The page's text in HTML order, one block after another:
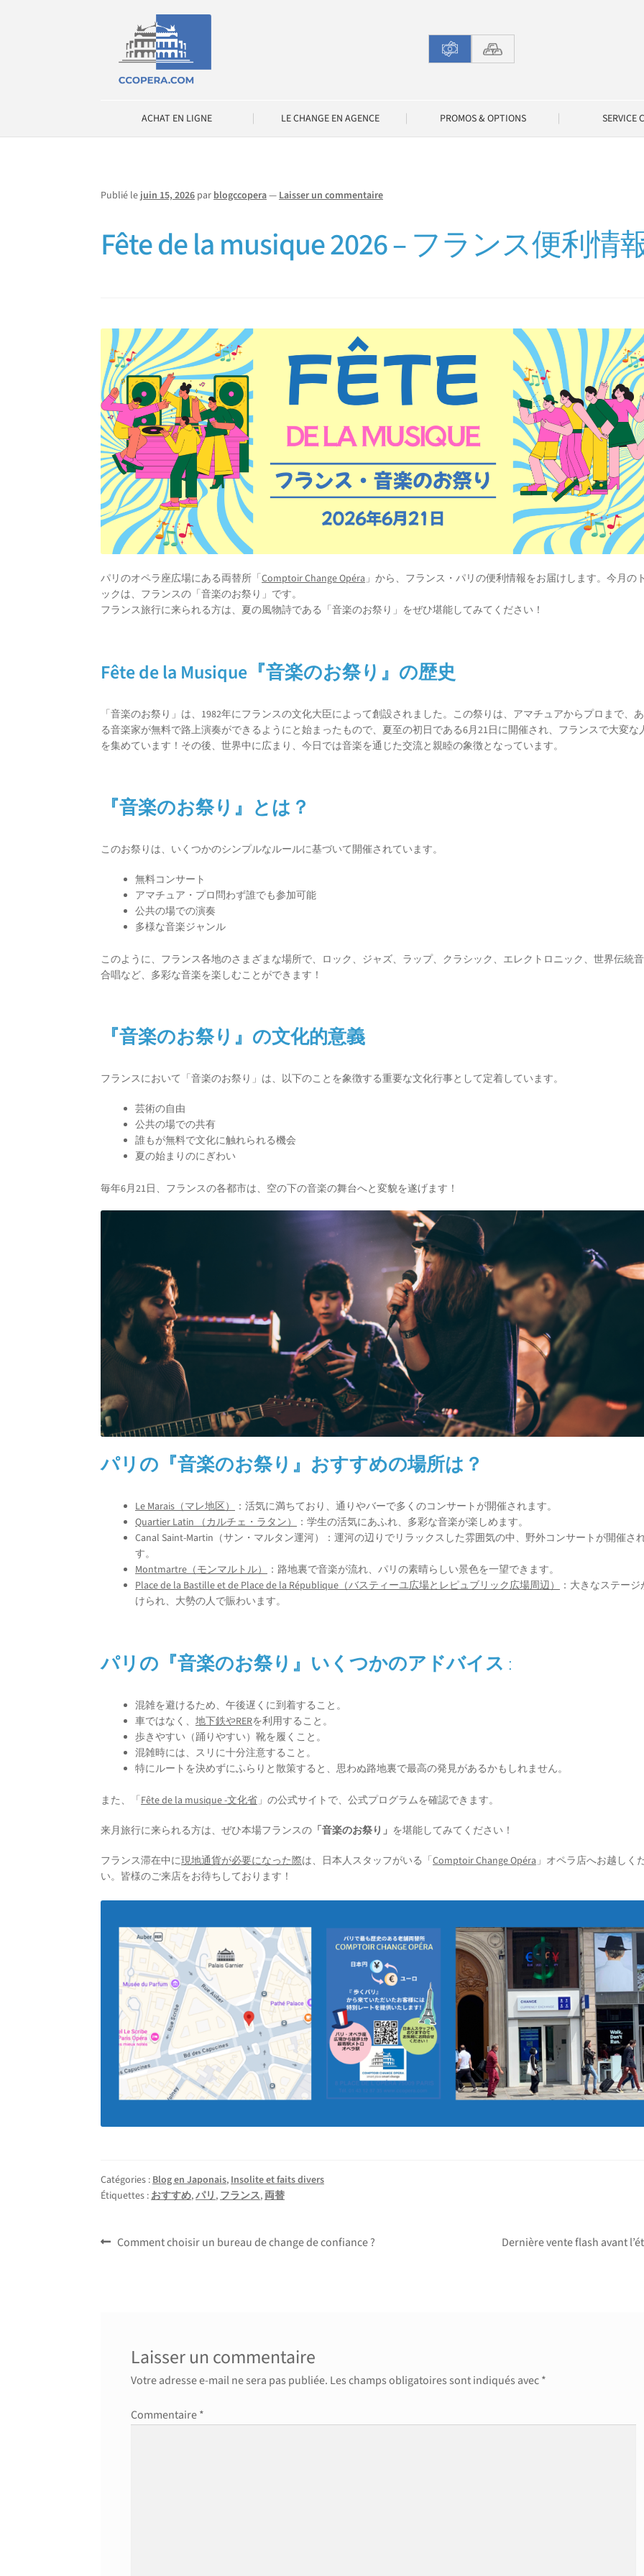
navigation
contenu
ACHAT EN LIGNE LE CHANGE EN AGENCE PROMOS & OPTIONS SERVICE
Publié lejuin 15, 2026 parblogccopera—Laisser un commentaire
Fête de la musique 2026 – フランス便利情
パリのオペラ座広場にある両替所「Comptoir Change Opéra」から、フランス・パリの便利情報をお届けします。今月の
ックは、フランスの「音楽のお祭り」です。
フランス旅行に来られる方は、夏の風物詩である「音楽のお祭り」をぜひ堪能してみてください！
Fête de la Musique『音楽のお祭り』の歴史
「音楽のお祭り」は、1982年にフランスの文化大臣によって創設されました。この祭りは、アマチュアからプロまで、
る音楽家が無料で路上演奏ができるようにと始まったもので、夏至の初日である6月21日に開催され、フランスで大変な
を集めています！その後、世界中に広まり、今日では音楽を通じた交流と親睦の象徴となっています。
『音楽のお祭り』 とは？
このお祭りは、いくつかのシンプルなルールに基づいて開催されています。
無料コンサート
アマチュア・プロ問わず誰でも参加可能
公共の場での演奏
多様な音楽ジャンル
このように、フランス各地のさまざまな場所で、ロック、ジャズ、ラップ、クラシック、エレクトロニック、世界伝統
合唱など、多彩な音楽を楽しむことができます！
『音楽のお祭り』 の文化的意義
フランスにおいて「音楽のお祭り」は、以下のことを象徴する重要な文化行事として定着しています。
芸術の自由
公共の場での共有
誰もが無料で文化に触れられる機会
夏の始まりのにぎわい
毎年6月21日、フランスの各都市は、空の下の音楽の舞台へと変貌を遂げます！
パリの 『音楽のお祭り』 おすすめの場所は？
Le Marais（マレ地区）
：活気に満ちており、通りやバーで多くのコンサートが開催されます。
Quartier Latin （カルチェ・ラタン）
：学生の活気にあふれ、多彩な音楽が楽しめます。
Canal Saint-Martin（サン・マルタン運河）：運河の辺りでリラックスした雰囲気の中、野外コンサートが開催さ
す。
Montmartre（モンマルトル）
：路地裏で音楽が流れ、パリの素晴らしい景色を一望できます。
Place de la Bastille et de Place de la République（バスティーユ広場とレピュブリック広場周辺）
：大きなステージ
けられ、大勢の人で賑わいます。
パリの 『音楽のお祭り』いくつかのアドバイス :
混雑を避けるため、午後遅くに到着すること。
車ではなく、地下鉄やRERを利用すること。
歩きやすい（踊りやすい）靴を履くこと。
混雑時には、スリに十分注意すること。
特にルートを決めずにふらりと散策すると、思わぬ路地裏で最高の発見があるかもしれません。
また、「Fête de la musique -文化省」の公式サイトで、公式プログラムを確認できます。
来月旅行に来られる方は、ぜひ本場フランスの 「音楽のお祭り」 を堪能してみてください！
フランス滞在中に現地通貨が必要になった際は、日本人スタッフがいる「Comptoir Change Opéra」オペラ店へお越しく
い。皆様のご来店をお待ちしております！
Catégories : Blog en Japonais, Insolite et faits divers
Étiquettes : おすすめ,パリ , フランス, 両替
Navigation
Article
Comment choisir un bureau de change de confiance ?
Article
Dernière vente flash avant
Laisser un commentaire
Votre adresse e-mail ne sera pas publiée. Les champs obligatoires sont indiqués avec*
Commentaire*